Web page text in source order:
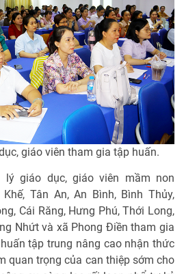
giáo viên tham gia tập huấn.
lý giáo dục, giáo viên mầm non
Tân An, An Bình, Bình Thủy,
Cái Răng, Hưng Phú, Thới Long,
Nhứt và xã Phong Điền tham gia
tập trung nâng cao nhận thức
quan trọng của can thiệp sớm cho